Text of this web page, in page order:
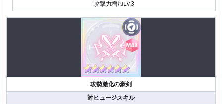
攻撃力増加Lv.3
攻勢激化の豪剣
対ヒュージスキル